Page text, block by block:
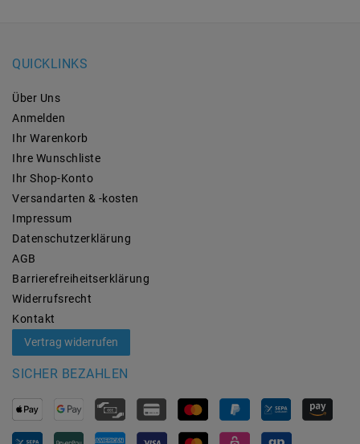
QUICKLINKS
Über Uns
Anmelden
Ihr Warenkorb
Ihre Wunschliste
Ihr Shop-Konto
Versandarten & -kosten
Impressum
Daten­schutz­erklärung
AGB
Barrierefreiheitserklärung
Widerrufs­recht
Kontakt
Vertrag widerrufen
SICHER BEZAHLEN